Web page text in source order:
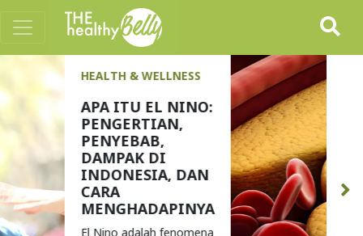
HEALTH & WELLNESS
PANDUAN
LENGKAP
KOLESTEROL:
PENYEBAB,
GEJALA, CARA
MENURUNKAN
DAN
PENCEGAHANNYA